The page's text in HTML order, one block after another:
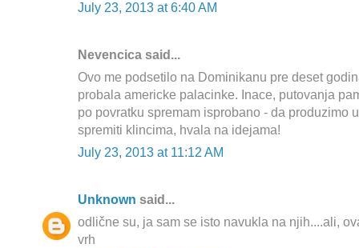
July 23, 2013 at 6:40 AM
Nevencica said...
Ovo me podsetilo na Dominikanu pre deset
probala americke palacinke. Inace, putovanja
po povratku spremam isprobano - da produzimo
spremiti klincima, hvala na idejama!
July 23, 2013 at 11:12 AM
Unknown said...
odlične su, ja sam se isto navukla na njih....ali,
vrh